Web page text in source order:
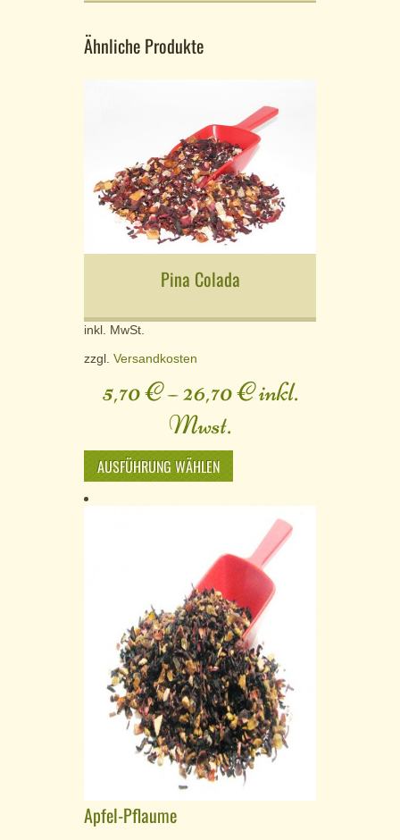
Ähnliche Produkte
Pina Colada
inkl. MwSt.
zzgl. Versandkosten
5,70€–26,70€inkl.
Mwst.
AUSFÜHRUNG WÄHLEN
Apfel-Pflaume